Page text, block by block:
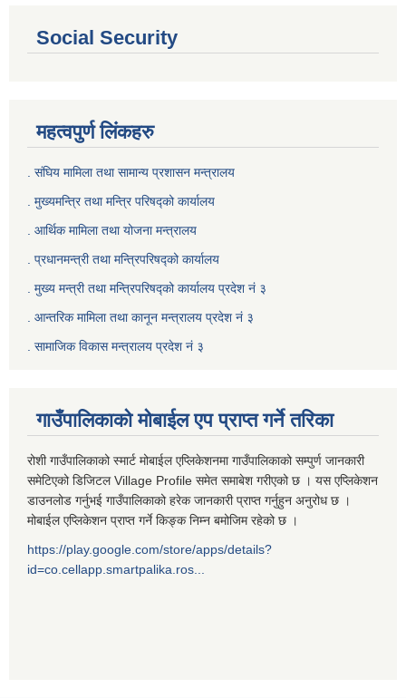
Social Security
महत्वपुर्ण लिंकहरु
. संघिय मामिला तथा सामान्य प्रशासन मन्त्रालय
. मुख्यमन्त्रि तथा मन्त्रि परिषद्को कार्यालय
. आर्थिक मामिला तथा योजना मन्त्रालय
. प्रधानमन्त्री तथा मन्त्रिपरिषद्को कार्यालय
मुख्य मन्त्री तथा मन्त्रिपरिषद्को कार्यालय प्रदेश नं ३
आन्तरिक मामिला तथा कानून मन्त्रालय प्रदेश नं ३
सामाजिक विकास मन्त्रालय प्रदेश नं ३
गाउँपालिकाको मोबाईल एप प्राप्त गर्ने तरिका
रोशी गाउँपालिकाको स्मार्ट मोबाईल एप्लिकेशनमा गाउँपालिकाको सम्पुर्ण जानकारी
समेटिएको डिजिटल Village Profile समेत समाबेश गरीएको छ । यस एप्लिकेशन
डाउनलोड गर्नुभई गाउँपालिकाको हरेक जानकारी प्राप्त गर्नुहुन अनुरोध छ ।
मोबाईल एप्लिकेशन प्राप्त गर्ने किङ्क निम्न बमोजिम रहेको छ ।
https://play.google.com/store/apps/details?
id=co.cellapp.smartpalika.ros...